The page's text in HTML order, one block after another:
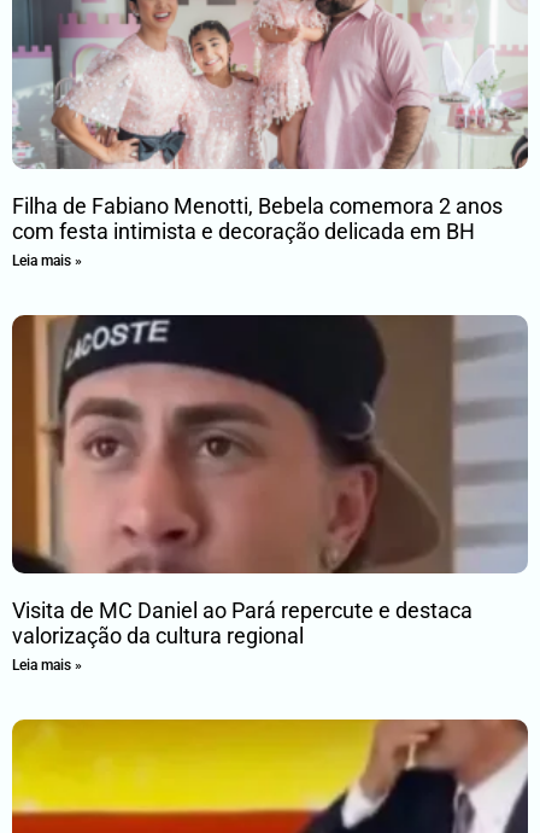
Filha de Fabiano Menotti, Bebela comemora 2 anos
com festa intimista e decoração delicada em BH
Leia mais »
Visita de MC Daniel ao Pará repercute e destaca
valorização da cultura regional
Leia mais »